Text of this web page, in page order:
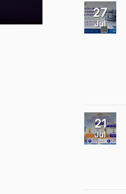
27
Jul
21
Jul